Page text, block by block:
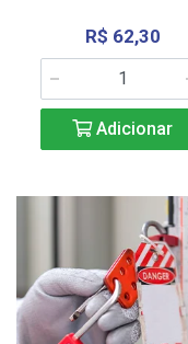
R$ 62,30
Adicionar